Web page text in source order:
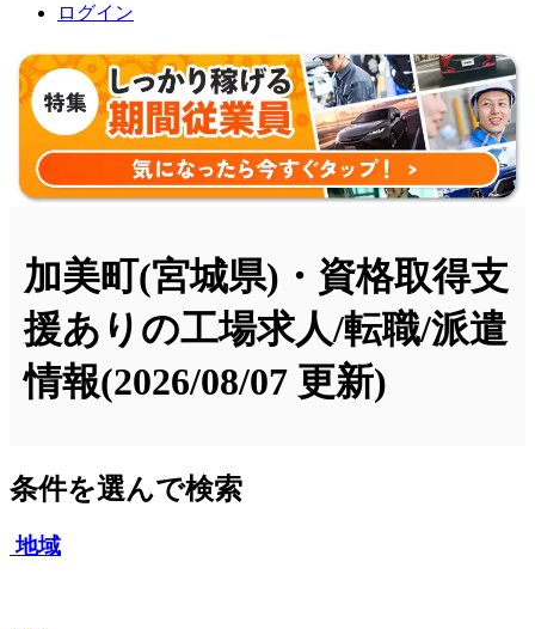
ログイン
加美町(宮城県)・資格取得支
援ありの工場求人/転職/派遣
情報(2026/08/07 更新)
条件を選んで検索
地域